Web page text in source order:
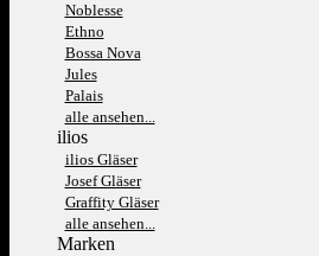
Noblesse
Ethno
Bossa Nova
Jules
Palais
alle ansehen...
ilios
ilios Gläser
Josef Gläser
Graffity Gläser
alle ansehen...
Marken